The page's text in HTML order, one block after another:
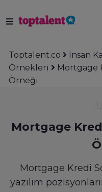
Toptalent.co İnsan
Örnekleri
Mortgage
Örneği
Mortgage
Mortgage Kredi
yazılım